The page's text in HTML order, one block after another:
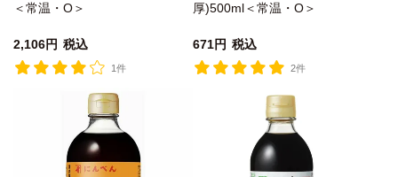
＜常温・O＞
2,106 税込
1件
厚)500ml＜常温・O＞
671 税込
2件